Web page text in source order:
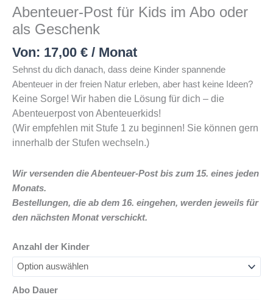
Abenteuer-Post für Kids im Abo oder
als Geschenk
Von: 17,00 € / Monat
Sehnst du dich danach, dass deine Kinder spannende
Abenteuer in der freien Natur erleben, aber hast keine Ideen?
Keine Sorge! Wir haben die Lösung für dich – die
Abenteuerpost von Abenteuerkids!
(Wir empfehlen mit Stufe 1 zu beginnen! Sie können gern
innerhalb der Stufen wechseln.)
Wir versenden die Abenteuer-Post bis zum 15. eines jeden
Monats.
Bestellungen, die ab dem 16. eingehen, werden jeweils für
den nächsten Monat verschickt.
Anzahl der Kinder
Abo Dauer